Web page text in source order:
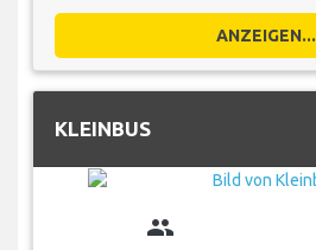
ANZEIGEN...
KLEINBUS
group